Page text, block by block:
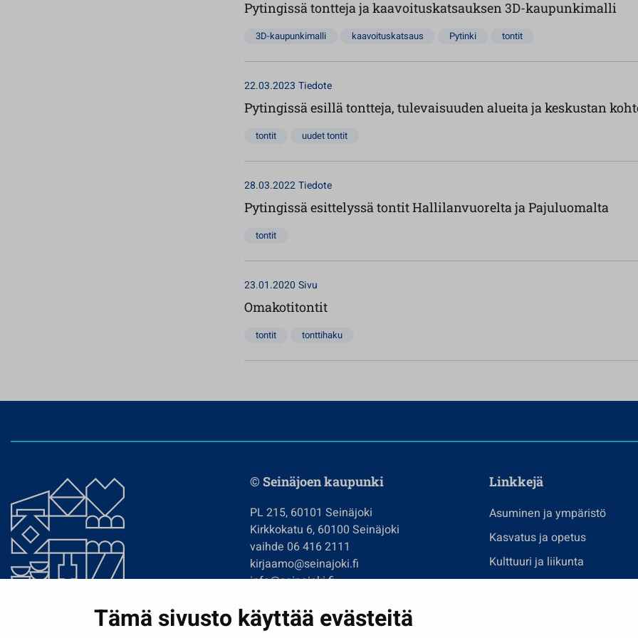
Tämä sivusto käyttää evästeitä
Pytingissä tontteja ja kaavoituskatsauksen 3D-kaupunkimalli
3D-kaupunkimalli kaavoituskatsaus Pytinki tontit
22.03.2023 Tiedote
Pytingissä esillä tontteja, tulevaisuuden alueita ja keskustan
tontit uudet tontit
28.03.2022Tiedote
Pytingissä esittelyssä tontit Hallilanvuorelta ja Pajuluomalta
tontit
23.01.2020 Sivu
Omakotitontit
tontit tonttihaku
© Seinäjoen kaupunki
PL 215, 60101 Seinäjoki
Kirkkokatu 6, 60100 Seinäjoki
vaihde 06 416 2111
kirjaamo@seinajoki.fi
info@seinajoki.fi
Tilaa uutiskirje
Linkkejä
Asuminen ja ympäristö
Kasvatus ja opetus
Kulttuuri ja liikunta